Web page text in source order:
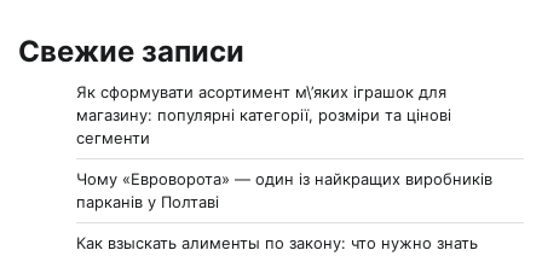
Свежие записи
Як сформувати асортимент м\’яких іграшок для
магазину: популярні категорії, розміри та цінові
сегменти
Чому «Евроворота» — один із найкращих виробників
парканів у Полтаві
Как взыскать алименты по закону: что нужно знать